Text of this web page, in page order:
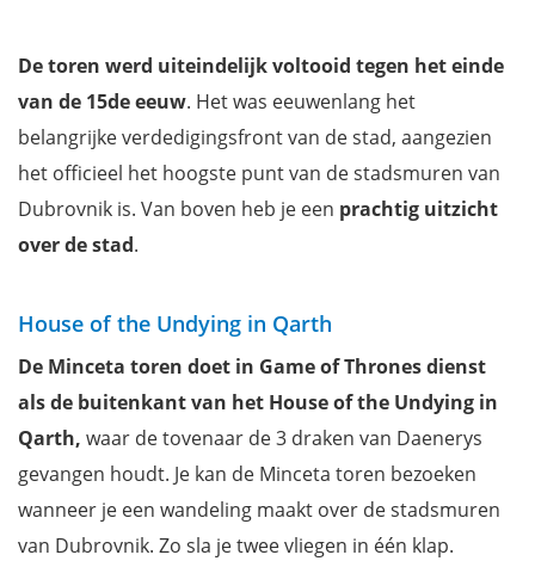
De toren werd uiteindelijk voltooid tegen het einde
van de 15de eeuw. Het was eeuwenlang het
belangrijke verdedigingsfront van de stad, aangezien
het officieel het hoogste punt van de stadsmuren van
Dubrovnik is. Van boven heb je een prachtig uitzicht
over de stad.
House of the Undying in Qarth
De Minceta toren doet in Game of Thrones dienst
als de buitenkant van het House of the Undying in
Qarth, waar de tovenaar de 3 draken van Daenerys
gevangen houdt. Je kan de Minceta toren bezoeken
wanneer je een wandeling maakt over de stadsmuren
van Dubrovnik. Zo sla je twee vliegen in één klap.